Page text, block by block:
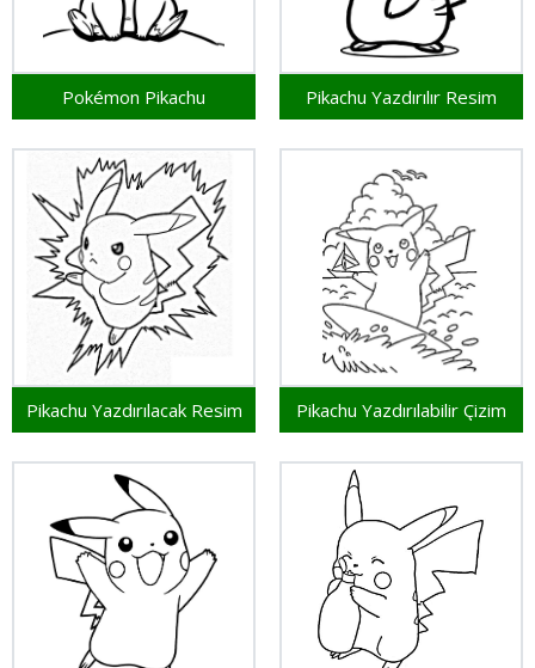
Pokémon Pikachu Pikachu Yazdırılır Resim
Pikachu Yazdırılacak Resim Pikachu Yazdırılabilir Çizim